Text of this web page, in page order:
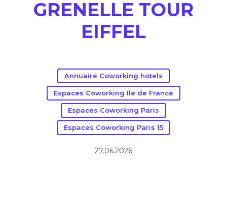
GRENELLE TOUR
EIFFEL
Annuaire Coworking hotels
Espaces Coworking Ile de France
Espaces Coworking Paris
Espaces Coworking Paris 15
27.06.2026